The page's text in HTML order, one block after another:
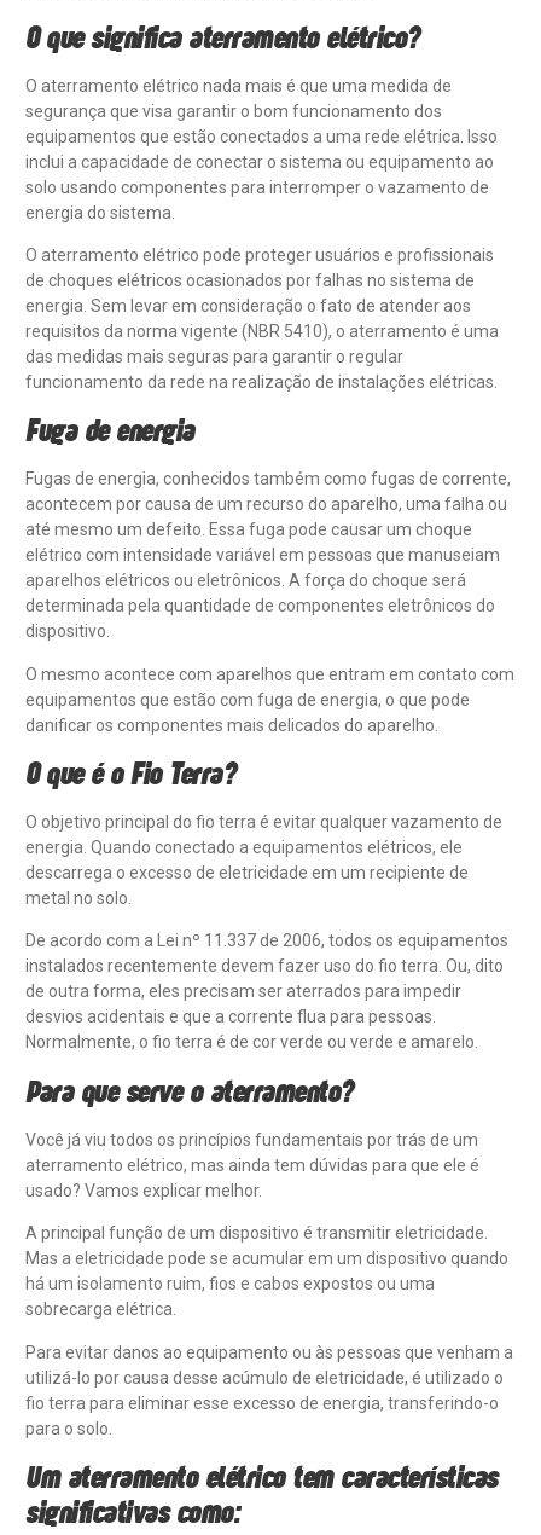
O que significa aterramento elétrico?
O aterramento elétrico nada mais é que uma medida de
segurança que visa garantir o bom funcionamento dos
equipamentos que estão conectados a uma rede elétrica. Isso
inclui a capacidade de conectar o sistema ou equipamento ao
solo usando componentes para interromper o vazamento de
energia do sistema.
O aterramento elétrico pode proteger usuários e profissionais
de choques elétricos ocasionados ​​por falhas no sistema de
energia. Sem levar em consideração o fato de atender aos
requisitos da norma vigente (NBR 5410), o aterramento é uma
das medidas mais seguras para garantir o regular
funcionamento da rede na realização de instalações elétricas.
Fuga de energia
Fugas de energia, conhecidos também como fugas de corrente,
acontecem por causa de um recurso do aparelho, uma falha ou
até mesmo um defeito. Essa fuga pode causar um choque
elétrico com intensidade variável em pessoas que manuseiam
aparelhos elétricos ou eletrônicos. A força do choque será
determinada pela quantidade de componentes eletrônicos do
dispositivo.
O mesmo acontece com aparelhos que entram em contato com
equipamentos que estão com fuga de energia, o que pode
danificar os componentes mais delicados do aparelho.
O que é o Fio Terra?
O objetivo principal do fio terra é evitar qualquer vazamento de
energia. Quando conectado a equipamentos elétricos, ele
descarrega o excesso de eletricidade em um recipiente de
metal no solo.
De acordo com a Lei nº 11.337 de 2006, todos os equipamentos
instalados recentemente devem fazer uso do fio terra. Ou, dito
de outra forma, eles precisam ser aterrados para impedir
desvios acidentais e que a corrente flua para pessoas.
Normalmente, o fio terra é de cor verde ou verde e amarelo.
Para que serve o aterramento?
Você já viu todos os princípios fundamentais por trás de um
aterramento elétrico, mas ainda tem dúvidas para que ele é
usado? Vamos explicar melhor.
A principal função de um dispositivo é transmitir eletricidade.
Mas a eletricidade pode se acumular em um dispositivo quando
há um isolamento ruim, fios e cabos expostos ou uma
sobrecarga elétrica.
Para evitar danos ao equipamento ou às pessoas que venham a
utilizá-lo por causa desse acúmulo de eletricidade, é utilizado o
fio terra para eliminar esse excesso de energia, transferindo-o
para o solo.
Um aterramento elétrico tem características
significativas como: